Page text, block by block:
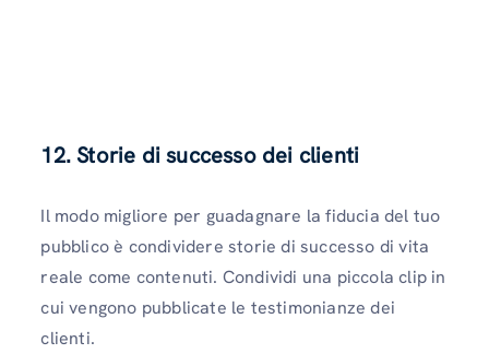
12. Storie di successo dei clienti
Il modo migliore per guadagnare la fiducia del tuo
pubblico è condividere storie di successo di vita
reale come contenuti. Condividi una piccola clip in
cui vengono pubblicate le testimonianze dei
clienti.